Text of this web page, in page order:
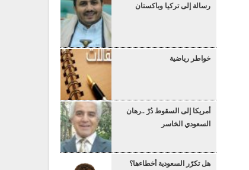
رسالة إلى تركيا وباكستان
خواطر رياضية
أمريكا إلى السقوط دُرْ ..رهان
السعودي الخاسر
هل تكرّر السعودية أخطاءها؟